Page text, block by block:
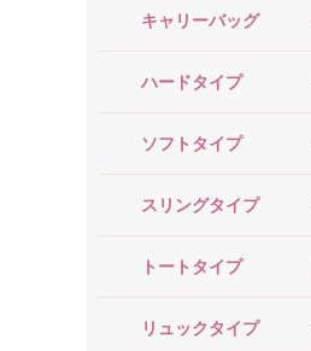
キャリーバッグ
ハードタイプ
ソフトタイプ
スリングタイプ
トートタイプ
リュックタイプ